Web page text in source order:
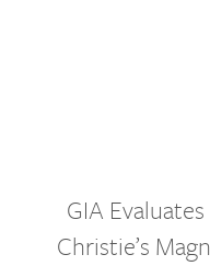
GIA
Christie’s